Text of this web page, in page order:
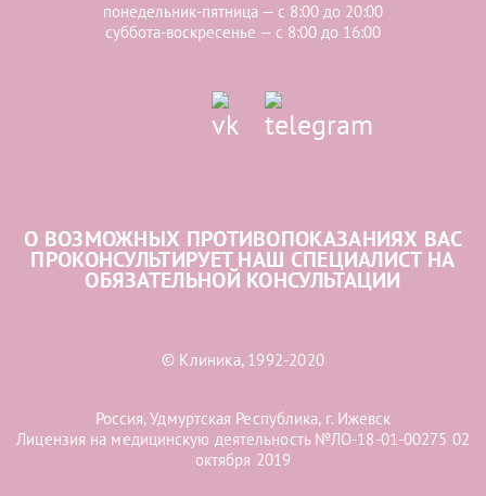
понедельник-пятница — с 8:00 до 20:00
суббота-воскресенье — с 8:00 до 16:00
О ВОЗМОЖНЫХ ПРОТИВОПОКАЗАНИЯХ ВАС
ПРОКОНСУЛЬТИРУЕТ НАШ СПЕЦИАЛИСТ НА
ОБЯЗАТЕЛЬНОЙ КОНСУЛЬТАЦИИ
© Клиника, 1992-2020
Россия, Удмуртская Республика, г. Ижевск
Лицензия на медицинскую деятельность №ЛО-18-01-00275 02
октября 2019